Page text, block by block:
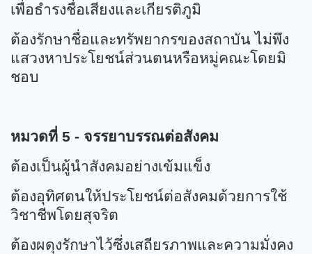
เพื่อธำรงชื่อเสียงและเกียรติภูมิ
ต้องรักษาชื่อและทรัพยากรของสถาบัน ไม่พึง
แสวงหาประโยชน์ส่วนตนหรือหมู่คณะโดยมิ
ชอบ
หมวดที่ 5 - จรรยาบรรณต่อสังคม
ต้องเป็นผู้นำสังคมอย่างเข้มแข็ง
ต้องอุทิศตนให้ประโยชน์ต่อสังคมด้วยการใช้
วิชาชีพโดยสุจริต
ต้องผดุงรักษาไว้ซึ่งเสถียรภาพและความมั่งคง